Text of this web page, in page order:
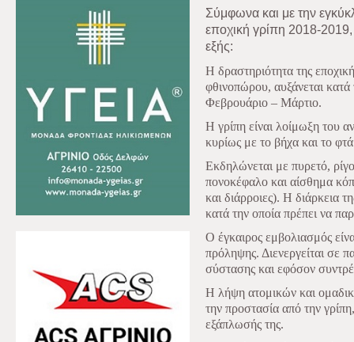
Σύμφωνα και με την
εποχική γρίπη 2018-2019,
εξής:
Η δραστηριότητα της
φθινοπώρου, αυξάνεται κατά
Φεβρουάριο – Μάρτιο.
Η γρίπη είναι λοίμωξη του
κυρίως με το βήχα και το
Εκδηλώνεται με πυρετό,
πονοκέφαλο και αίσθημα
και διάρροιες). Η διάρκεια
κατά την οποία πρέπει να
Ο έγκαιρος εμβολιασμός
πρόληψης. Διενεργείται σε
σύστασης και εφόσον
Η λήψη ατομικών και
την προστασία από την
εξάπλωσής της.